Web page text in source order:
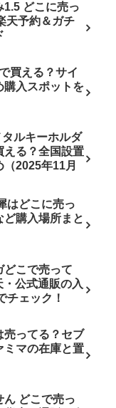
1.5 どこに売っ
天予約＆ガチ
買える？サイ
購入スポットを
ルキーホルダ
える？全国設置
2025年11月
はどこに売っ
購入場所まと
どこで売って
公式通販の入
チェック！
売ってる？セブ
ミマの在庫と置
ん どこで売っ